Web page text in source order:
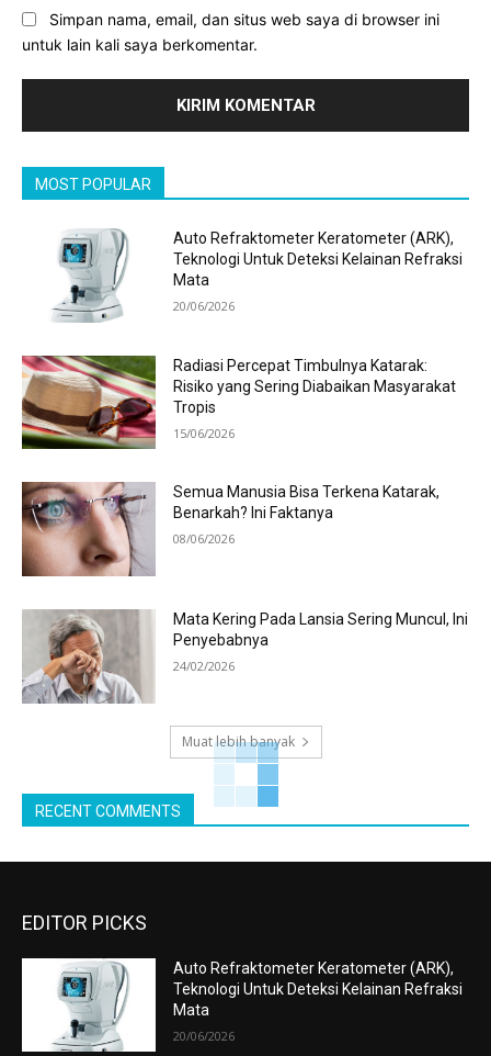
Simpan nama, email, dan situs web saya di browser ini
untuk lain kali saya berkomentar.
MOST POPULAR
Auto Refraktometer Keratometer (ARK),
Teknologi Untuk Deteksi Kelainan Refraksi
Mata
20/06/2026
Radiasi Percepat Timbulnya Katarak:
Risiko yang Sering Diabaikan Masyarakat
Tropis
15/06/2026
Semua Manusia Bisa Terkena Katarak,
Benarkah? Ini Faktanya
08/06/2026
Mata Kering Pada Lansia Sering Muncul, Ini
Penyebabnya
24/02/2026
Muat lebih banyak
RECENT COMMENTS
EDITOR PICKS
Auto Refraktometer Keratometer (ARK),
Teknologi Untuk Deteksi Kelainan Refraksi
Mata
20/06/2026